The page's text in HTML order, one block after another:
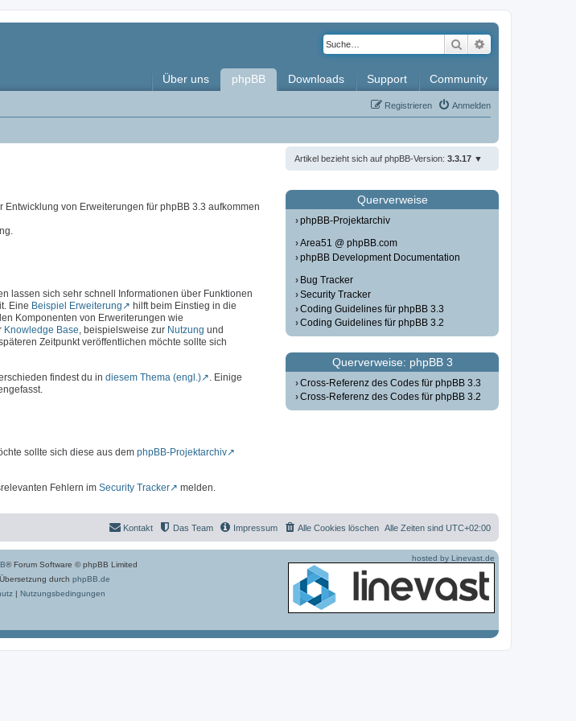
Suche
Über uns phpBB Downloads Support Community
Anmelden
Registrieren
Artikel bezieht sich auf phpBB-Version: 3.3.17
von Erweiterungen für phpBB 3.3 aufkommen
lassen sich sehr schnell Informationen über Funktionen
Eine Beispiel Erweiterung
hilft beim Einstieg in die
Komponenten von Erweriterungen wie
Knowledge Base , beispielsweise zur Nutzung und
Zeitpunkt veröffentlichen möchte sollte sich
findest du in diesem Thema (engl.)
. Einige
sollte sich diese aus dem phpBB-Projektarchiv
Fehlern im Security Tracker melden.
Querverweise
phpBB-Projektarchiv
Area51 @ phpBB.com
phpBB Development Documentation
Bug Tracker
Security Tracker
Coding Guidelines für phpBB 3.3
Coding Guidelines für phpBB 3.2
Querverweise: phpBB 3
Cross-Referenz des Codes für phpBB 3.3
Cross-Referenz des Codes für phpBB 3.2
Alle Zeiten sind UTC+02:00
Alle Cookies löschen
Impressum
Das Team
Kontakt
® Forum Software © phpBB Limited
durch phpBB.de
| Nutzungsbedingungen
hosted by Linevast.de